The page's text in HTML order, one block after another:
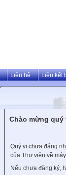
Liên hệ Liên kết
Chào mừng quý
Quý vị chưa đăng
của Thư viện về
Nếu chưa đăng ký,